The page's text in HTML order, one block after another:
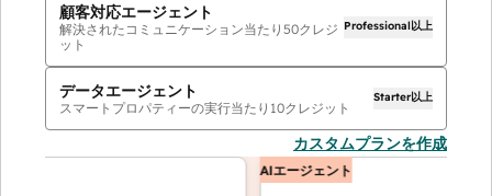
顧客対応エージェント
解決されたコミュニケーション当たり 50クレジ
ット
Professional以上
データエージェント
スマートプロパティーの実行当たり 10クレジット
Starter以上
カスタムプランを作成
AIエージェント